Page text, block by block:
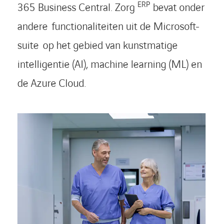
365 Business Central. Zorg ERP bevat onder
andere functionaliteiten uit de Microsoft-
suite op het gebied van kunstmatige
intelligentie (AI), machine learning (ML) en
de Azure Cloud.